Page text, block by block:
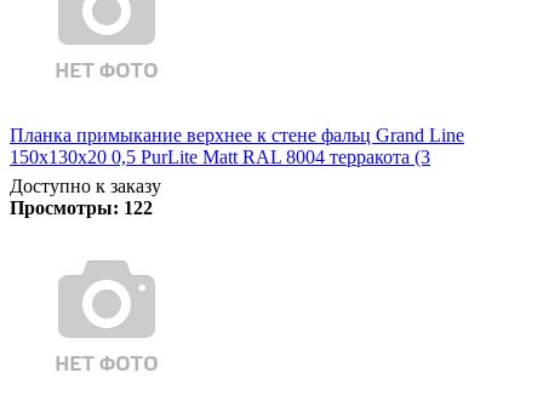
Планка примыкание верхнее к стене фальц Grand Line
150х130х20 0,5 PurLite Matt RAL 8004 терракота (3
Доступно к заказу
Просмотры: 122